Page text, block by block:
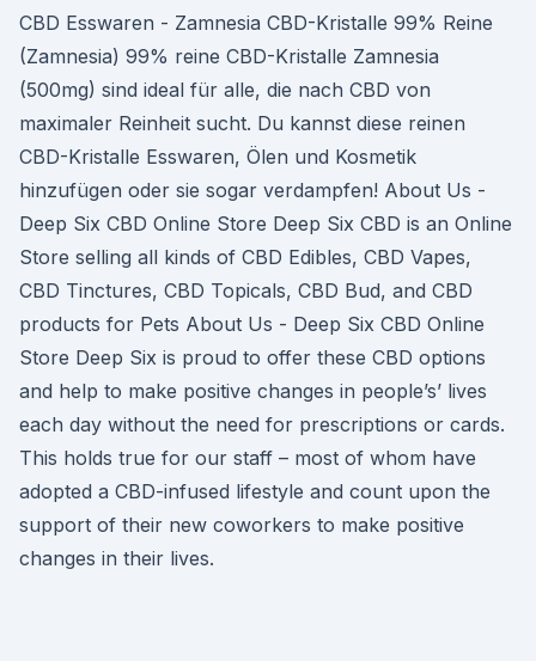
CBD Esswaren - Zamnesia CBD-Kristalle 99% Reine
(Zamnesia) 99% reine CBD-Kristalle Zamnesia
(500mg) sind ideal für alle, die nach CBD von
maximaler Reinheit sucht. Du kannst diese reinen
CBD-Kristalle Esswaren, Ölen und Kosmetik
hinzufügen oder sie sogar verdampfen! About Us -
Deep Six CBD Online Store Deep Six CBD is an Online
Store selling all kinds of CBD Edibles, CBD Vapes,
CBD Tinctures, CBD Topicals, CBD Bud, and CBD
products for Pets About Us - Deep Six CBD Online
Store Deep Six is proud to offer these CBD options
and help to make positive changes in people’s’ lives
each day without the need for prescriptions or cards.
This holds true for our staff – most of whom have
adopted a CBD-infused lifestyle and count upon the
support of their new coworkers to make positive
changes in their lives.